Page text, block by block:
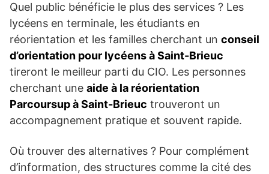
Quel public bénéficie le plus des services ? Les
lycéens en terminale, les étudiants en
réorientation et les familles cherchant un conseil
d’orientation pour lycéens à Saint-Brieuc
tireront le meilleur parti du CIO. Les personnes
cherchant une aide à la réorientation
Parcoursup à Saint-Brieuc trouveront un
accompagnement pratique et souvent rapide.
Où trouver des alternatives ? Pour complément
d’information, des structures comme la cité des